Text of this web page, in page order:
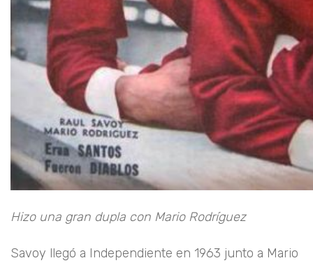
Hizo una gran dupla con Mario Rodríguez
Savoy llegó a Independiente en 1963 junto a Mario